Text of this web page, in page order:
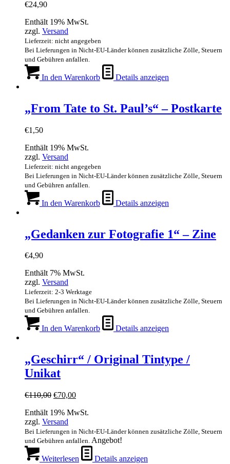
€24,90
Enthält 19% MwSt.
zzgl. Versand
Lieferzeit: nicht angegeben
Bei Lieferungen in Nicht-EU-Länder können zusätzliche Zölle, Steuern
und Gebühren anfallen.
In den Warenkorb Details anzeigen
„From Tate to St. Paul’s“ – Postkarte
€1,50
Enthält 19% MwSt.
zzgl. Versand
Lieferzeit: nicht angegeben
Bei Lieferungen in Nicht-EU-Länder können zusätzliche Zölle, Steuern
und Gebühren anfallen.
In den Warenkorb Details anzeigen
„Gedanken zur Fotografie 1“ – Zine
€4,90
Enthält 7% MwSt.
zzgl. Versand
Lieferzeit: 2-3 Werktage
Bei Lieferungen in Nicht-EU-Länder können zusätzliche Zölle, Steuern
und Gebühren anfallen.
In den Warenkorb Details anzeigen
„Geschirr“ / Original Tintype /
Unikat
€110,00 Ursprünglicher
war:
€110,00
€70,00Aktueller
ist:
Enthält 19% MwSt.
zzgl. Versand
Bei Lieferungen in Nicht-EU-Länder können zusätzliche Zölle, Steuern
und Gebühren anfallen. Angebot!
Weiterlesen Details anzeigen